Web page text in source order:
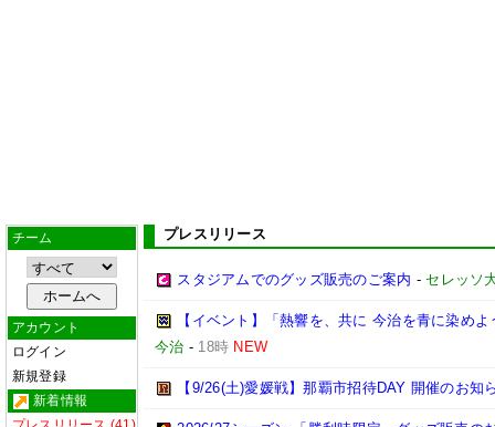
チーム
アカウント
ログイン
新規登録
新着情報
プレスリリース
スタジアムでのグッズ販売のご案内 - セレッソ
【イベント】「熱響を、共に 今治を青に染め
今治 - 18時 NEW
【9/26(土)愛媛戦】那覇市招待DAY 開催のお知